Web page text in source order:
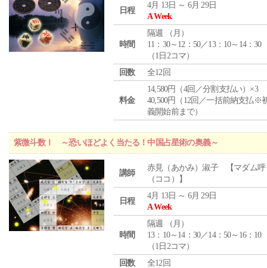
日程
4月 13日 ～ 6月 29日
A Week
時間
隔週 （ 月 ）
11：30～12：50／13：10～14：30
（1日2コマ）
回数
全12回
料金
14,580円（4回／分割支払い）×3
40,500円（12回／一括前納支払※
義開始前まで）
紫微斗数Ⅰ ～恐いほどよく当たる！中国占星術の奥義～
講師
赤見（あかみ）淑子 【マダム呼
（ココ）】
日程
4月 13日 ～ 6月 29日
A Week
時間
隔週 （ 月 ）
13：10～14：30／14：50～16：10
（1日2コマ）
回数
全12回